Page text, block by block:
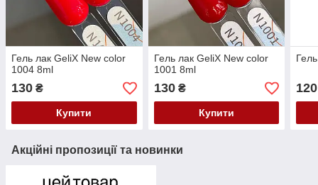
Гель лак GeliX New color
1004 8ml
130 ₴
Купити
Гель лак GeliX New color
1001 8ml
130₴
Купити
120
Акційні пропозиції та новинки